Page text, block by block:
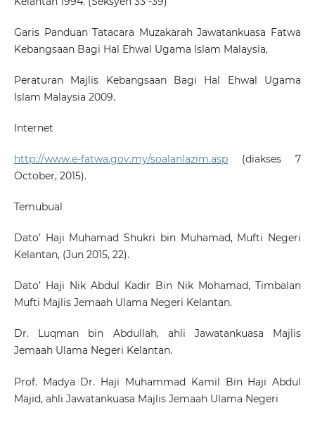
Garis Panduan Tatacara Muzakarah Jawatankuasa Fatwa
Kebangsaan Bagi Hal Ehwal Ugama Islam Malaysia,
Peraturan Majlis Kebangsaan Bagi Hal Ehwal Ugama
Islam Malaysia 2009.
Internet
http://www.e-fatwa.gov.my/soalanlazim.asp(diakses 7
October, 2015).
Temubual
Dato’ Haji Muhamad Shukri bin Muhamad, Mufti Negeri
Kelantan, (Jun 2015, 22).
Dato’ Haji Nik Abdul Kadir Bin Nik Mohamad, Timbalan
Mufti Majlis Jemaah Ulama Negeri Kelantan.
Dr. Luqman bin Abdullah, ahli Jawatankuasa Majlis
Jemaah Ulama Negeri Kelantan.
Prof. Madya Dr. Haji Muhammad Kamil Bin Haji Abdul
Majid, ahli Jawatankuasa Majlis Jemaah Ulama Negeri